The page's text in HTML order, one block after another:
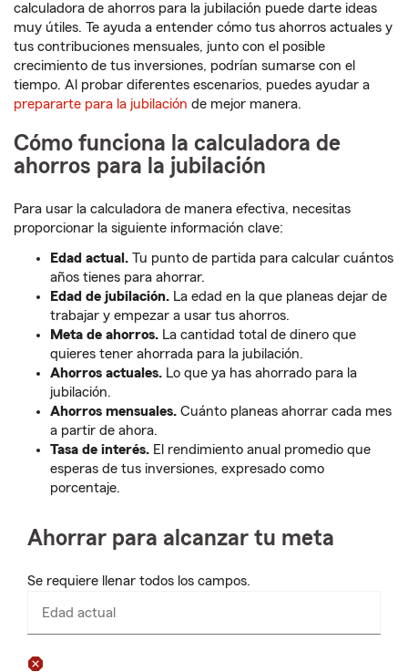
calculadora de ahorros para la jubilación puede darte ideas
muy útiles. Te ayuda a entender cómo tus ahorros actuales y
tus contribuciones mensuales, junto con el posible
crecimiento de tus inversiones, podrían sumarse con el
tiempo. Al probar diferentes escenarios, puedes ayudar a
prepararte para la jubilación de mejor manera.
Cómo funciona la calculadora de
ahorros para la jubilación
Para usar la calculadora de manera efectiva, necesitas
proporcionar la siguiente información clave:
Edad actual. Tu punto de partida para calcular cuántos
años tienes para ahorrar.
Edad de jubilación. La edad en la que planeas dejar de
trabajar y empezar a usar tus ahorros.
Meta de ahorros. La cantidad total de dinero que
quieres tener ahorrada para la jubilación.
Ahorros actuales. Lo que ya has ahorrado para la
jubilación.
Ahorros mensuales. Cuánto planeas ahorrar cada mes
a partir de ahora.
Tasa de interés. El rendimiento anual promedio que
esperas de tus inversiones, expresado como
porcentaje.
Ahorrar para alcanzar tu meta
Se requiere llenar todos los campos.
Edad actual